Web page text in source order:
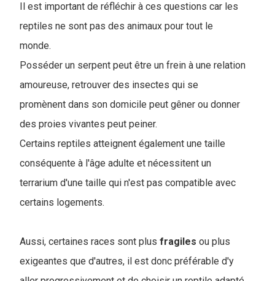
Il est important de réfléchir à ces questions car les
reptiles ne sont pas des animaux pour tout le
monde.
Posséder un serpent peut être un frein à une relation
amoureuse, retrouver des insectes qui se
promènent dans son domicile peut gêner ou donner
des proies vivantes peut peiner.
Certains reptiles atteignent également une taille
conséquente à l'âge adulte et nécessitent un
terrarium d'une taille qui n'est pas compatible avec
certains logements.
Aussi, certaines races sont plus fragiles ou plus
exigeantes que d'autres, il est donc préférable d'y